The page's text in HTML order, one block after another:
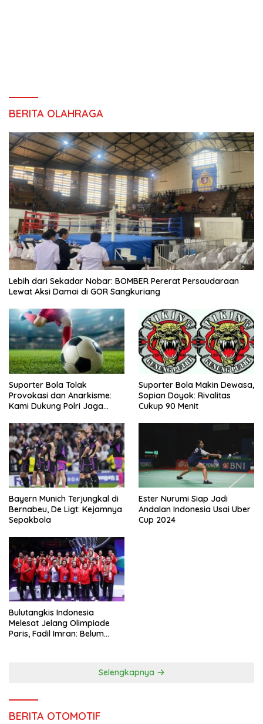
BERITA OLAHRAGA
Lebih dari Sekadar Nobar: BOMBER Pererat Persaudaraan
Lewat Aksi Damai di GOR Sangkuriang
Suporter Bola Tolak
Provokasi dan Anarkisme:
Kami Dukung Polri Jaga
Suporter Bola Makin Dewasa,
Sopian Doyok: Rivalitas
Cukup 90 Menit
Bayern Munich Terjungkal di
Bernabeu, De Ligt: Kejamnya
Sepakbola
Ester Nurumi Siap Jadi
Andalan Indonesia Usai Uber
Cup 2024
Bulutangkis Indonesia
Melesat Jelang Olimpiade
Paris, Fadil Imran: Belum
Selengkapnya
BERITA OTOMOTIF